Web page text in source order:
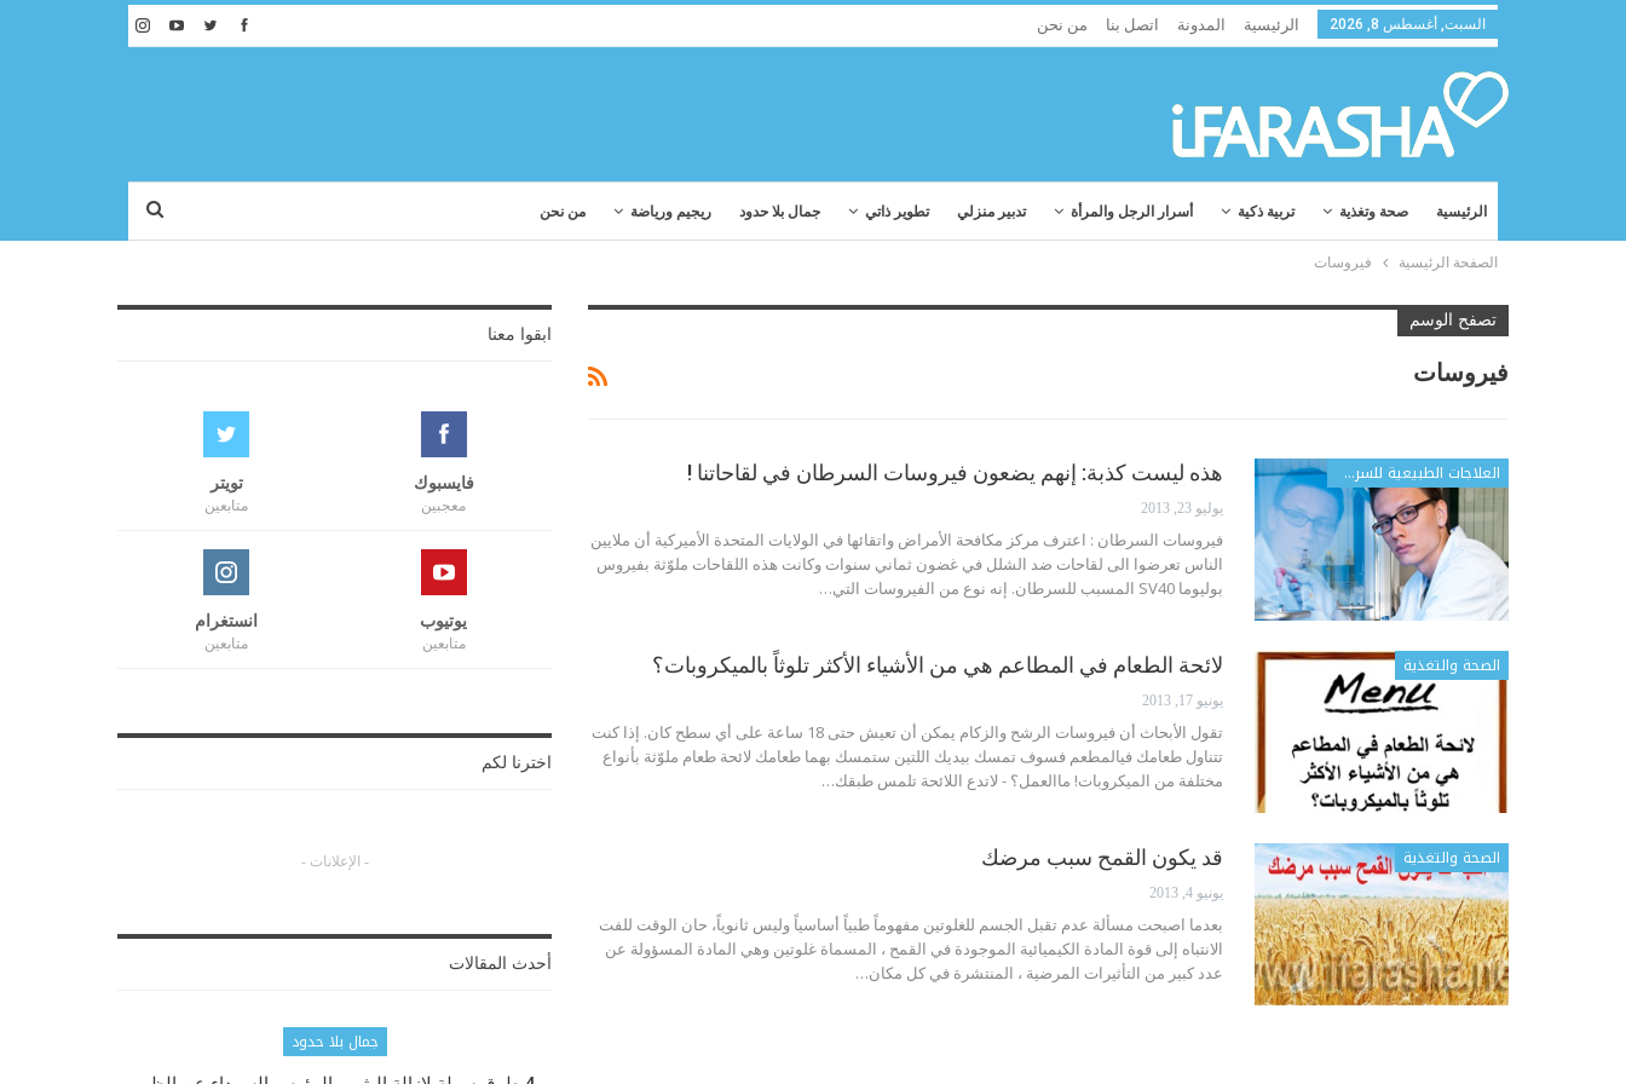
السبت, أغسطس 8, 2026 الرئيسية المدونة اتصل بنا من نحن
الرئيسية صحة وتغذية تربية ذكية أسرار الرجل والمرأة تدبير منزلي تطوير ذاتي جمال بلا حدود ريجيم ورياضة من نحن
الصفحة الرئيسية فيروسات
تصفح الوسم
فيروسات
العلاجات الطبيعية للسرطان هذه ليست كذبة: إنهم يضعون فيروسات السرطان في لقاحاتنا !
يوليو 23, 2013
فيروسات السرطان : اعترف مركز مكافحة الأمراض واتقائها في الولايات المتحدة الأميركية أن ملايين
الناس تعرضوا الى لقاحات ضد الشلل في غضون ثماني سنوات وكانت هذه اللقاحات ملوّثة بفيروس
بوليوما SV40 المسبب للسرطان. إنه نوع من الفيروسات التي…
الصحة والتغذية لائحة الطعام في المطاعم هي من الأشياء الأكثر تلوثاً بالميكروبات؟
يونيو 17, 2013
تقول الأبحاث أن فيروسات الرشح والزكام يمكن أن تعيش حتى 18 ساعة على أي سطح كان. إذا كنت
تتناول طعامك فيالمطعم فسوف تمسك بيديك اللتين ستمسك بهما طعامك لائحة طعام ملوّثة بأنواع
مختلفة من الميكروبات! ماالعمل؟ - لاتدع اللائحة تلمس طبقك…
الصحة والتغذية قد يكون القمح سبب مرضك
يونيو 4, 2013
بعدما اصبحت مسألة عدم تقبل الجسم للغلوتين مفهوماً طبياً أساسياً وليس ثانوياً، حان الوقت للفت
الانتباه إلى قوة المادة الكيميائية الموجودة في القمح ، المسماة غلوتين وهي المادة المسؤولة عن
عدد كبير من التأثيرات المرضية ، المنتشرة في كل مكان…
ابقوا معنا
فايسبوك
معجبين
تويتر
متابعين
يوتيوب
متابعين
انستغرام
متابعين
اخترنا لكم
- الإعلانات -
أحدث المقالات
جمال بلا حدود